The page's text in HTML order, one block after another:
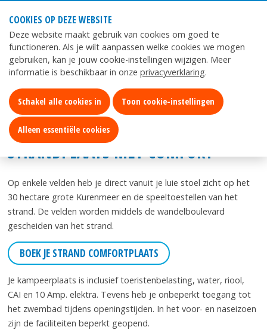
Mijn
Kurenpolder
App
Home Verblijf Kamperen aan het strand
KAMPEREN AAN HET STRAND
STRANDPLAATS MET COMFORT
Op enkele velden heb je direct vanuit je luie stoel zicht op het
30 hectare grote Kurenmeer en de speeltoestellen van het
strand. De velden worden middels de wandelboulevard
gescheiden van het strand.
BOEK JE STRAND COMFORTPLAATS
Je kampeerplaats is inclusief toeristenbelasting, water, riool,
CAI en 10 Amp. elektra. Tevens heb je onbeperkt toegang tot
het zwembad tijdens openingstijden. In het voor- en naseizoen
zijn de faciliteiten beperkt geopend.
COOKIES OP DEZE WEBSITE
Deze website maakt gebruik van cookies om goed te
functioneren. Als je wilt aanpassen welke cookies we mogen
gebruiken, kan je jouw cookie-instellingen wijzigen. Meer
informatie is beschikbaar in onze privacyverklaring.
Schakel alle cookies in Toon cookie-instellingen
Alleen essentiële cookies